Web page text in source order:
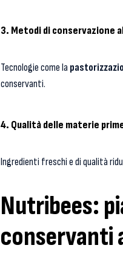
3. Metodi di conservazione
Tecnologie come la
conservanti.
4. Qualità delle materie
Ingredienti freschi e di qualità
Nutribees:
conservanti